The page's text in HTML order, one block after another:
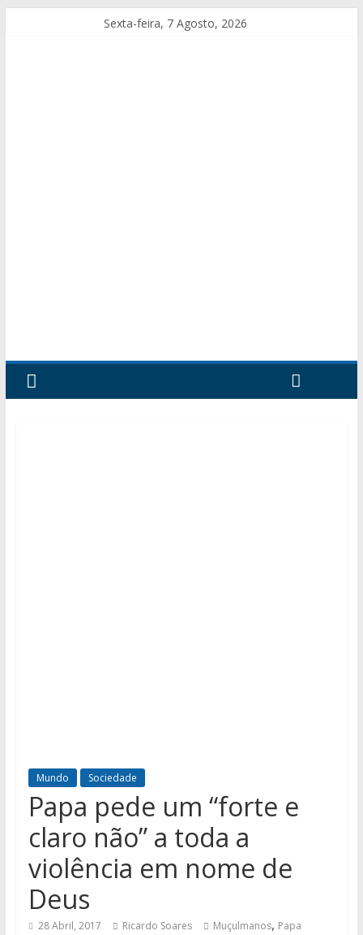
Sexta-feira, 7 Agosto, 2026
Mundo Sociedade
Papa pede um “forte e
claro não” a toda a
violência em nome de
Deus
28 Abril, 2017 Ricardo Soares Muçulmanos, Papa